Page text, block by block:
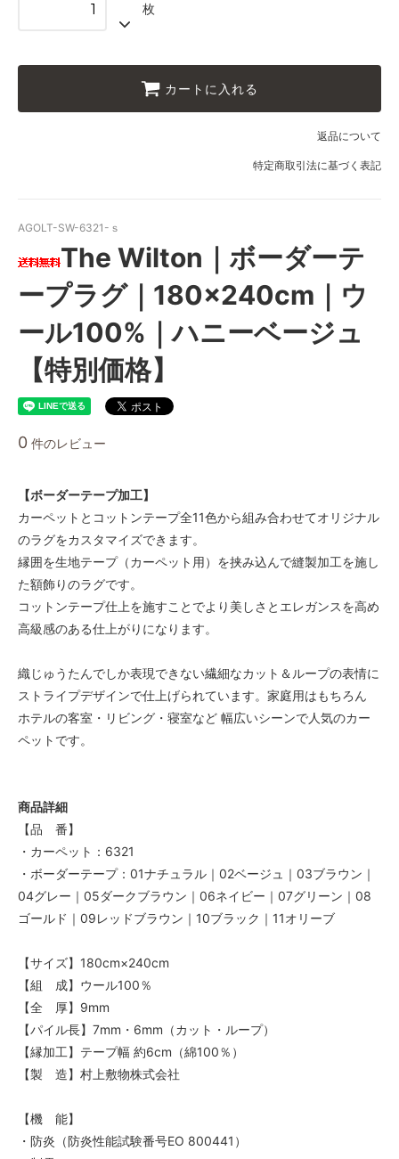
枚
カートに入れる
返品について
特定商取引法に基づく表記
AGOLT-SW-6321-ｓ
The Wilton｜ボーダーテ
ープラグ｜180×240cm｜ウ
ール100%｜ハニーベージュ
【特別価格】
0 件のレビュー
【ボーダーテープ加工】
カーペットとコットンテープ全11色から組み合わせてオリジナル
のラグをカスタマイズできます。
縁囲を生地テープ（カーペット用）を挟み込んで縫製加工を施し
た額飾りのラグです。
コットンテープ仕上を施すことでより美しさとエレガンスを高め
高級感のある仕上がりになります。
織じゅうたんでしか表現できない繊細なカット＆ループの表情に
ストライプデザインで仕上げられています。家庭用はもちろん
ホテルの客室・リビング・寝室など 幅広いシーンで人気のカー
ペットです。
商品詳細
【品 番】
・カーペット：6321
・ボーダーテープ：01ナチュラル｜02ベージュ｜03ブラウン｜
04グレー｜05ダークブラウン｜06ネイビー｜07グリーン｜08
ゴールド｜09レッドブラウン｜10ブラック｜11オリーブ
【サイズ】180cm×240cm
【組 成】ウール100％
【全 厚】9mm
【パイル長】7mm・6mm（カット・ループ）
【縁加工】テープ幅 約6cm（綿100％）
【製 造】村上敷物株式会社
【機 能】
・防炎（防炎性能試験番号EO 800441）